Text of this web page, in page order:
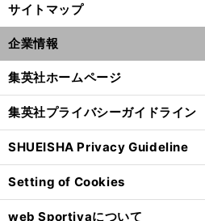
サイトマップ
企業情報
集英社ホームページ
集英社プライバシーガイドライン
SHUEISHA Privacy Guideline
Setting of Cookies
web Sportivaについて